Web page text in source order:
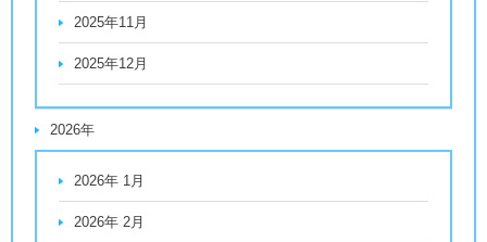
2025年11月
2025年12月
2026年
2026年 1月
2026年 2月